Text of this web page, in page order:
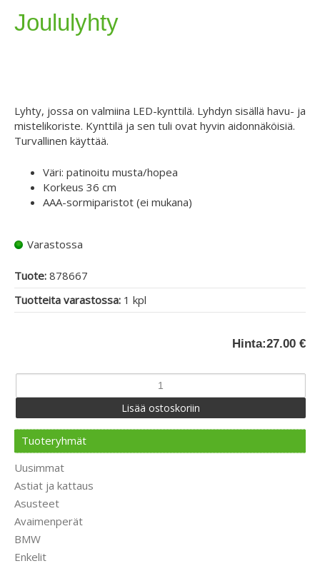
Joululyhty
Lyhty, jossa on valmiina LED-kynttilä. Lyhdyn sisällä havu- ja
mistelikoriste. Kynttilä ja sen tuli ovat hyvin aidonnäköisiä.
Turvallinen käyttää.
Väri: patinoitu musta/hopea
Korkeus 36 cm
AAA-sormiparistot (ei mukana)
Varastossa
Tuote: 878667
Tuotteita varastossa: 1 kpl
Hinta:27.00 €
Tuoteryhmät
Uusimmat
Astiat ja kattaus
Asusteet
Avaimenperät
BMW
Enkelit